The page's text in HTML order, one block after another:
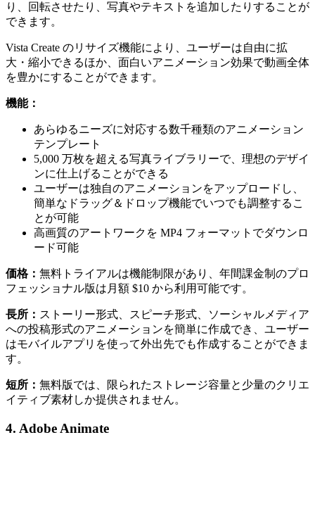
り、回転させたり、写真やテキストを追加したりすることが
できます。
Vista Create のリサイズ機能により、ユーザーは自由に拡
大・縮小できるほか、面白いアニメーション効果で動画全体
を豊かにすることができます。
機能：
あらゆるニーズに対応する数千種類のアニメーション
テンプレート
5,000 万枚を超える写真ライブラリーで、理想のデザイ
ンに仕上げることができる
ユーザーは独自のアニメーションをアップロードし、
簡単なドラッグ＆ドロップ機能でいつでも調整するこ
とが可能
高画質のアートワークを MP4 フォーマットでダウンロ
ード可能
価格： 無料トライアルは機能制限があり、年間課金制のプロ
フェッショナル版は月額 $10 から利用可能です。
長所： ストーリー形式、スピーチ形式、ソーシャルメディア
への投稿形式のアニメーションを簡単に作成でき、ユーザー
はモバイルアプリを使って外出先でも作成することができま
す。
短所： 無料版では、限られたストレージ容量と少量のクリエ
イティブ素材しか提供されません。
4. Adobe Animate